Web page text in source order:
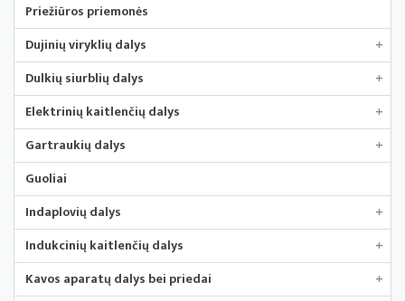
Priežiūros priemonės
Dujinių viryklių dalys
+
Dulkių siurblių dalys
+
Elektrinių kaitlenčių dalys
+
Gartraukių dalys
+
Guoliai
Indaplovių dalys
+
Indukcinių kaitlenčių dalys
+
Kavos aparatų dalys bei priedai
+